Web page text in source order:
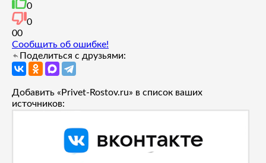
0
0
00
Сообщить об ошибке!
Поделиться с друзьями:
Добавить «Privet-Rostov.ru» в список ваших
источников: